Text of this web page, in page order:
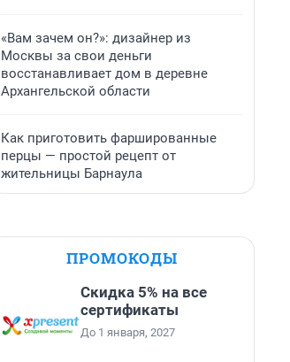
«Вам зачем он?»: дизайнер из
Москвы за свои деньги
восстанавливает дом в деревне
Архангельской области
Как приготовить фаршированные
перцы — простой рецепт от
жительницы Барнаула
ПРОМОКОДЫ
Скидка 5% на все
сертификаты
До 1 января, 2027